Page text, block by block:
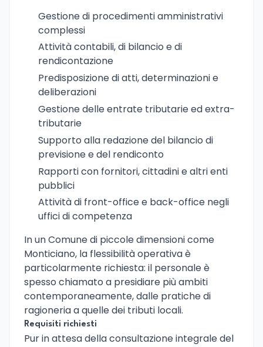
Gestione di procedimenti amministrativi
complessi
Attività contabili, di bilancio e di
rendicontazione
Predisposizione di atti, determinazioni e
deliberazioni
Gestione delle entrate tributarie ed extra-
tributarie
Supporto alla redazione del bilancio di
previsione e del rendiconto
Rapporti con fornitori, cittadini e altri enti
pubblici
Attività di front-office e back-office negli
uffici di competenza
In un Comune di piccole dimensioni come
Monticiano, la flessibilità operativa è
particolarmente richiesta: il personale è
spesso chiamato a presidiare più ambiti
contemporaneamente, dalle pratiche di
ragioneria a quelle dei tributi locali.
Requisiti richiesti
Pur in attesa della consultazione integrale del